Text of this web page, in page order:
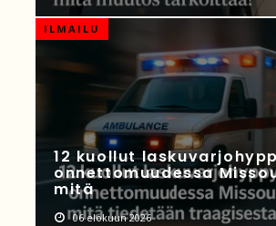
ILMAILU
12 kuollut
onnettomuudessa
mitä
06 elokuun 2026